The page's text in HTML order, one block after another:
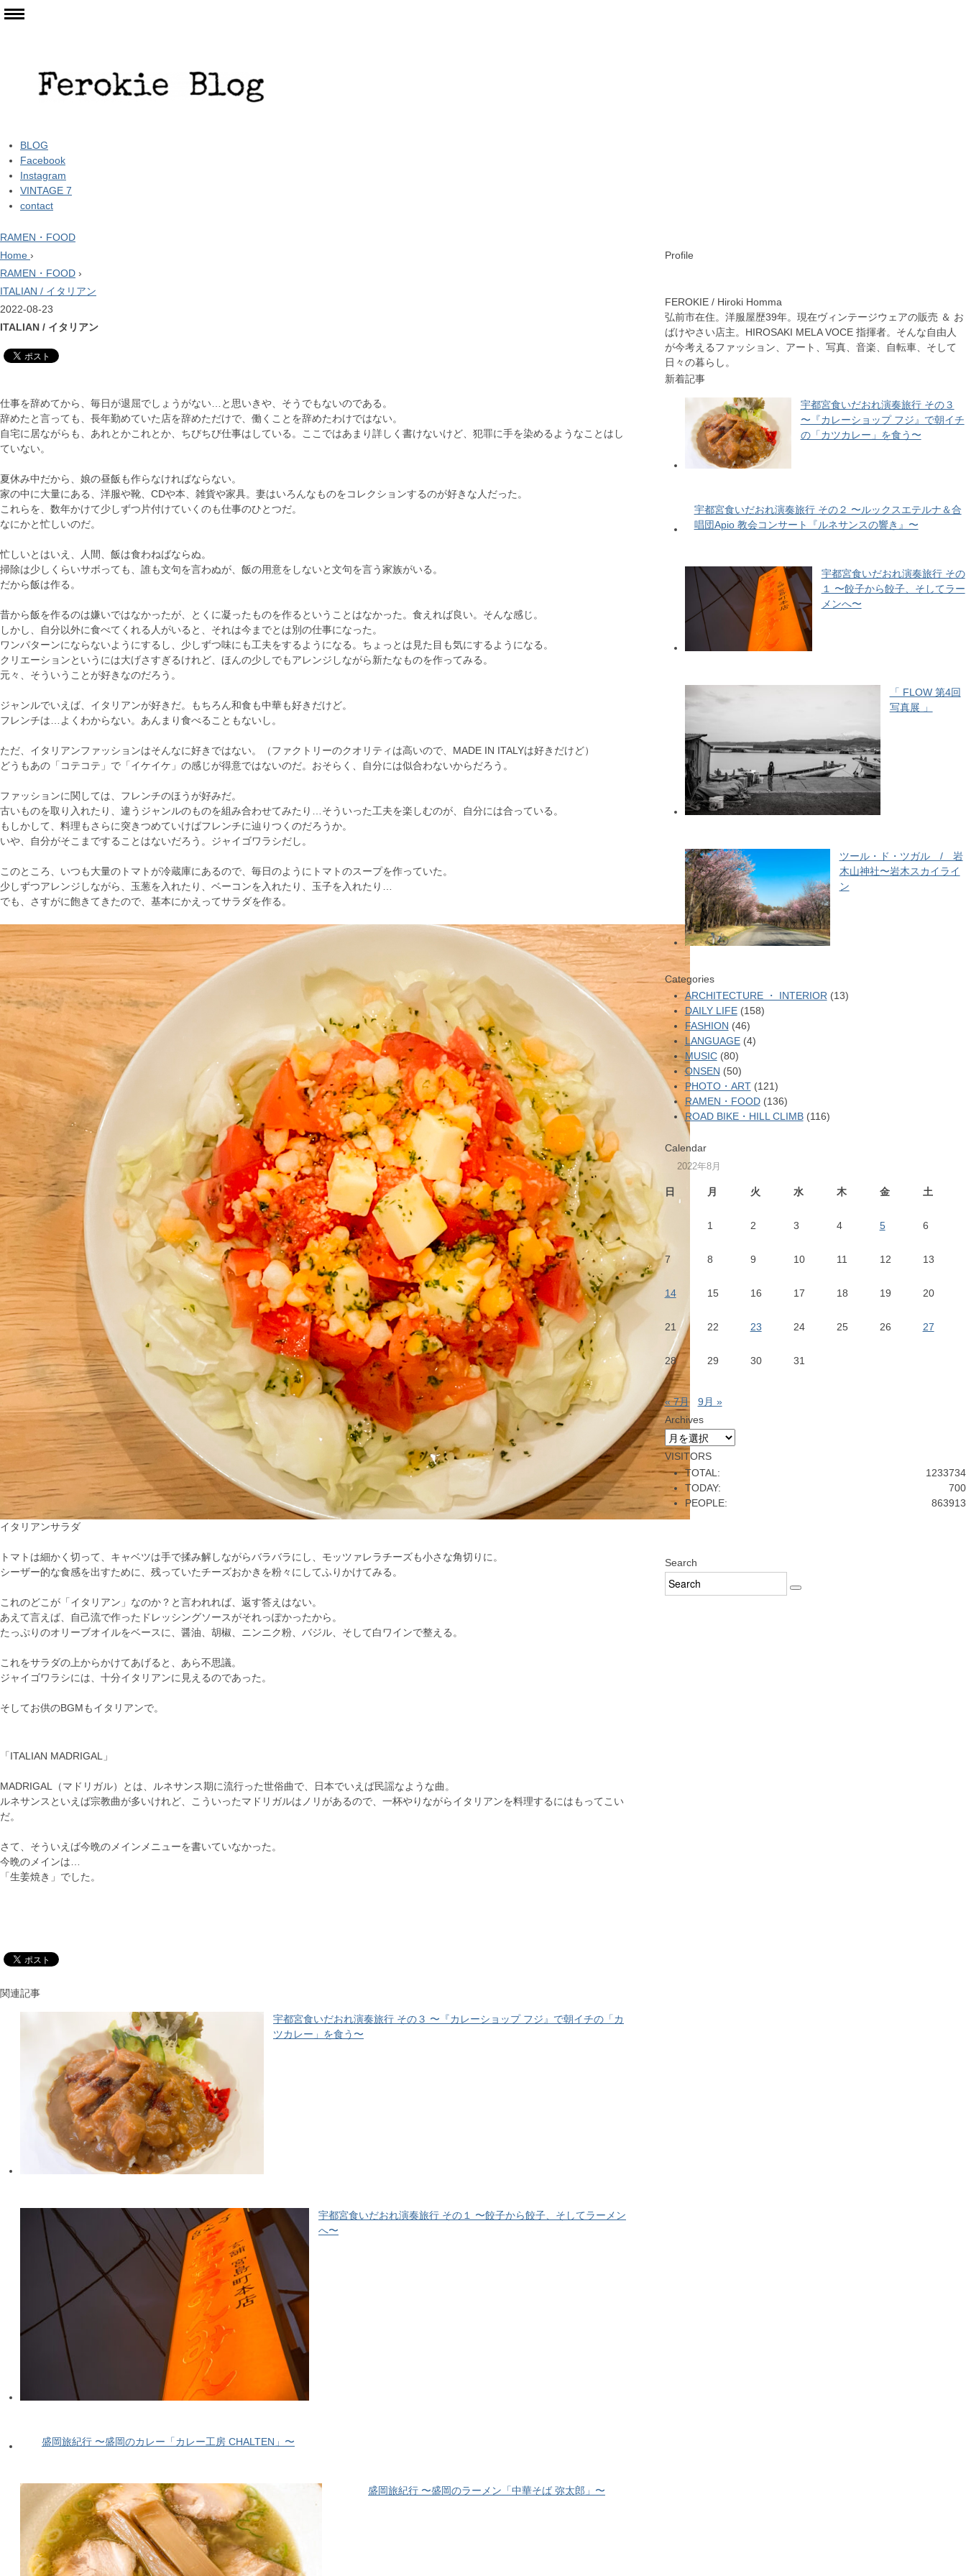
BLOG
Facebook
Instagram
VINTAGE 7
contact
RAMEN・FOOD
Home ›
RAMEN・FOOD ›
ITALIAN / イタリアン
2022-08-23
ITALIAN / イタリアン
仕事を辞めてから、毎日が退屈でしょうがない…と思いきや、そうでもないのである。
辞めたと言っても、長年勤めていた店を辞めただけで、働くことを辞めたわけではない。
自宅に居ながらも、あれとかこれとか、ちびちび仕事はしている。ここではあまり詳しく書けないけど、犯罪に手を染めるようなことはし
ていない。
夏休み中だから、娘の昼飯も作らなければならない。
家の中に大量にある、洋服や靴、CDや本、雑貨や家具。妻はいろんなものをコレクションするのが好きな人だった。
これらを、数年かけて少しずつ片付けていくのも仕事のひとつだ。
なにかと忙しいのだ。
忙しいとはいえ、人間、飯は食わねばならぬ。
掃除は少しくらいサボっても、誰も文句を言わぬが、飯の用意をしないと文句を言う家族がいる。
だから飯は作る。
昔から飯を作るのは嫌いではなかったが、とくに凝ったものを作るということはなかった。食えれば良い。そんな感じ。
しかし、自分以外に食べてくれる人がいると、それは今までとは別の仕事になった。
ワンパターンにならないようにするし、少しずつ味にも工夫をするようになる。ちょっとは見た目も気にするようになる。
クリエーションというには大げさすぎるけれど、ほんの少しでもアレンジしながら新たなものを作ってみる。
元々、そういうことが好きなのだろう。
ジャンルでいえば、イタリアンが好きだ。もちろん和食も中華も好きだけど。
フレンチは…よくわからない。あんまり食べることもないし。
ただ、イタリアンファッションはそんなに好きではない。（ファクトリーのクオリティは高いので、MADE IN ITALYは好きだけど）
どうもあの「コテコテ」で「イケイケ」の感じが得意ではないのだ。おそらく、自分には似合わないからだろう。
ファッションに関しては、フレンチのほうが好みだ。
古いものを取り入れたり、違うジャンルのものを組み合わせてみたり…そういった工夫を楽しむのが、自分には合っている。
もしかして、料理もさらに突きつめていけばフレンチに辿りつくのだろうか。
いや、自分がそこまですることはないだろう。ジャイゴワラシだし。
このところ、いつも大量のトマトが冷蔵庫にあるので、毎日のようにトマトのスープを作っていた。
少しずつアレンジしながら、玉葱を入れたり、ベーコンを入れたり、玉子を入れたり…
でも、さすがに飽きてきたので、基本にかえってサラダを作る。
イタリアンサラダ
トマトは細かく切って、キャベツは手で揉み解しながらバラバラにし、モッツァレラチーズも小さな角切りに。
シーザー的な食感を出すために、残っていたチーズおかきを粉々にしてふりかけてみる。
これのどこが「イタリアン」なのか？と言われれば、返す答えはない。
あえて言えば、自己流で作ったドレッシングソースがそれっぽかったから。
たっぷりのオリーブオイルをベースに、醤油、胡椒、ニンニク粉、バジル、そして白ワインで整える。
これをサラダの上からかけてあげると、あら不思議。
ジャイゴワラシには、十分イタリアンに見えるのであった。
そしてお供のBGMもイタリアンで。
「ITALIAN MADRIGAL」
MADRIGAL（マドリガル）とは、ルネサンス期に流行った世俗曲で、日本でいえば民謡なような曲。
ルネサンスといえば宗教曲が多いけれど、こういったマドリガルはノリがあるので、一杯やりながらイタリアンを料理するにはもってこい
だ。
さて、そういえば今晩のメインメニューを書いていなかった。
今晩のメインは…
「生姜焼き」でした。
関連記事
宇都宮食いだおれ演奏旅行 その３ 〜『カレーショップ フジ』で朝イチの「カ
ツカレー」を食う〜
宇都宮食いだおれ演奏旅行 その１ 〜餃子から餃子、そしてラーメン
へ〜
盛岡旅紀行 〜盛岡のカレー「カレー工房 CHALTEN」〜
盛岡旅紀行 〜盛岡のラーメン「中華そば 弥太郎」〜
Profile
FEROKIE / Hiroki Homma
弘前市在住。洋服屋歴39年。現在ヴィンテージウェアの販売 ＆ お
ばけやさい店主。HIROSAKI MELA VOCE 指揮者。そんな自由人
が今考えるファッション、アート、写真、音楽、自転車、そして
日々の暮らし。
新着記事
宇都宮食いだおれ演奏旅行 その３
〜『カレーショップ フジ』で朝イチ
の「カツカレー」を食う〜
宇都宮食いだおれ演奏旅行 その２ 〜ルックスエテルナ＆合
唱団Apio 教会コンサート『ルネサンスの響き』〜
宇都宮食いだおれ演奏旅行 その
１ 〜餃子から餃子、そしてラー
メンへ〜
「 FLOW 第4回
写真展 」
ツール・ド・ツガル / 岩
木山神社〜岩木スカイライ
ン
Categories
ARCHITECTURE ・ INTERIOR (13)
DAILY LIFE(158)
FASHION (46)
LANGUAGE(4)
MUSIC(80)
ONSEN (50)
PHOTO・ART(121)
RAMEN・FOOD(136)
ROAD BIKE・HILL CLIMB(116)
Calendar
2022年8月
日 月 火 水 木 金 土
1 2 3 4 5 6
7 8 9 10 11 12 13
14 15 16 17 18 19 20
21 22 23 24 25 26 27
28 29 30 31
« 7月
9月 »
Archives
Archives
VISITORS
1233734
TOTAL:
700
TODAY:
863913
PEOPLE:
Search